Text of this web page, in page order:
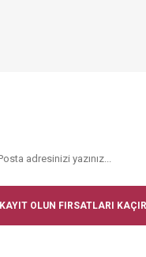
KAYIT OLUN FIRSATLARI